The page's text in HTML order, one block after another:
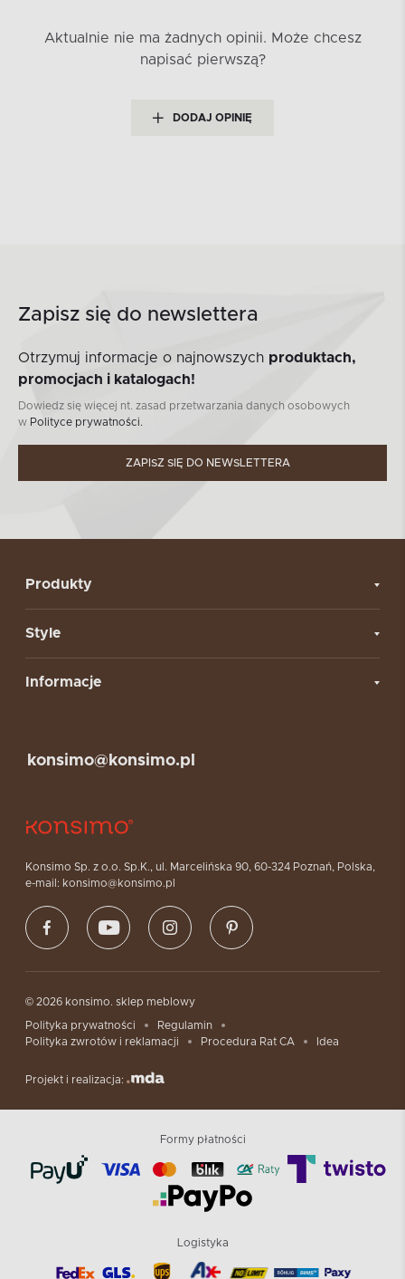
Aktualnie nie ma żadnych opinii. Może chcesz
napisać pierwszą?
DODAJ OPINIĘ
Zapisz się do newslettera
Otrzymuj informacje o najnowszych produktach,
promocjach i katalogach!
Dowiedz się więcej nt. zasad przetwarzania danych osobowych
w Polityce prywatności.
ZAPISZ SIĘ DO NEWSLETTERA
Produkty
Style
Informacje
Konsimo Sp. z o.o. Sp.K., ul. Marcelińska 90, 60-324 Poznań, Polska,
e-mail: konsimo@konsimo.pl
konsimo@konsimo.pl
© 2026 konsimo. sklep meblowy
Polityka prywatności
Regulamin
Polityka zwrotów i reklamacji
Procedura Rat CA Idea
Projekt i realizacja:
Formy płatności
Logistyka